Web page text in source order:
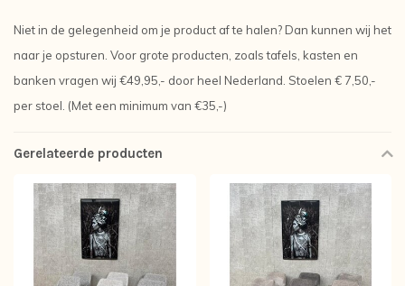
Niet in de gelegenheid om je product af te halen? Dan kunnen wij het
naar je opsturen. Voor grote producten, zoals tafels, kasten en
banken vragen wij €49,95,- door heel Nederland. Stoelen € 7,50,-
per stoel. (Met een minimum van €35,-)
Gerelateerde producten